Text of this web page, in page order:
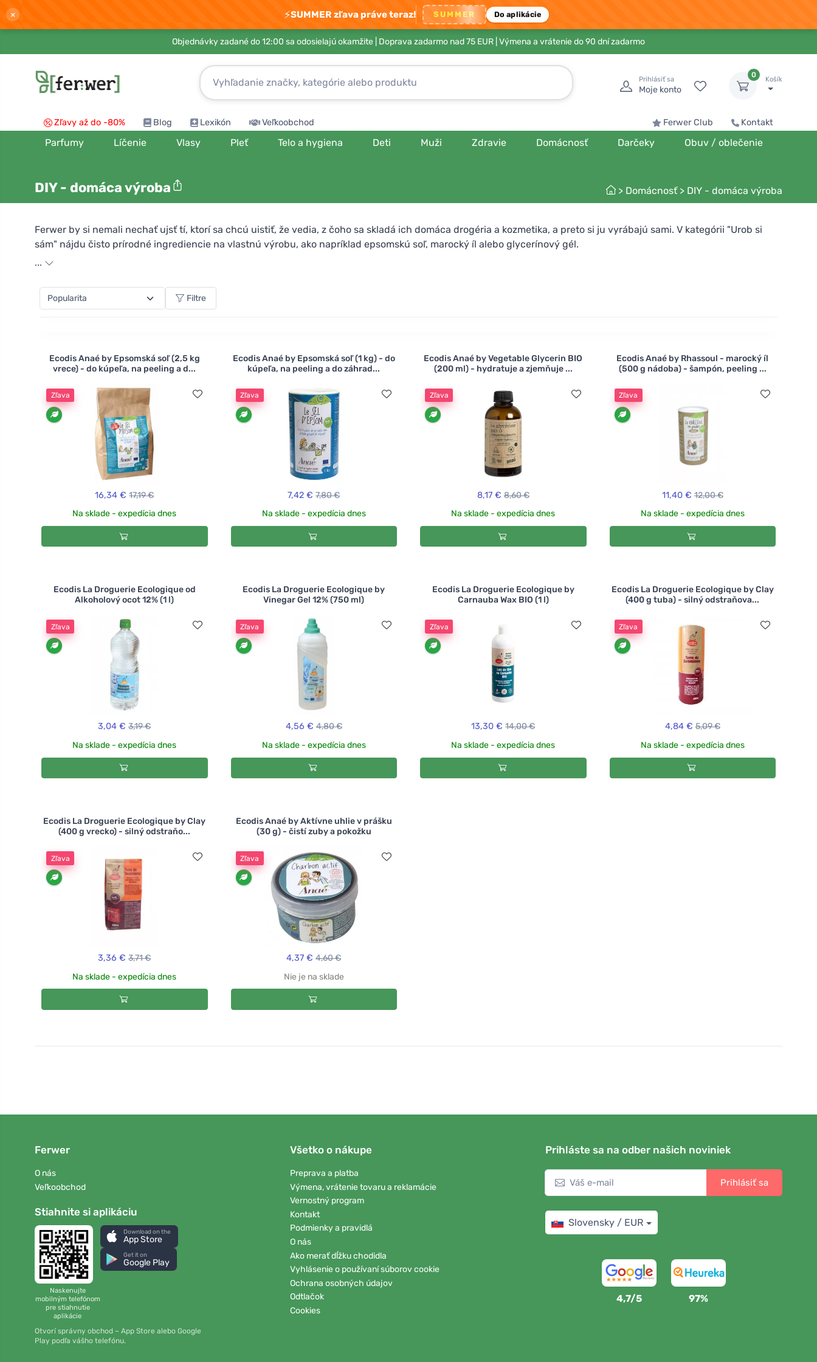
× ⚡SUMMER zľava práve teraz! SUMMER Do aplikácie
Objednávky zadané do 12:00 sa odosielajú okamžite | Doprava zadarmo nad 75 EUR | Výmena a vrátenie do 90 dní zadarmo
Prihlásiť sa
Moje konto
0
Košík
Zľavy až do -80% Blog Lexikón Veľkoobchod Ferwer Club Kontakt
Parfumy Líčenie Vlasy Pleť Telo a hygiena Deti Muži Zdravie Domácnosť Darčeky Obuv / oblečenie
> Domácnosť> DIY - domáca výroba
DIY - domáca výroba
Ferwer by si nemali nechať ujsť tí, ktorí sa chcú uistiť, že vedia, z čoho sa skladá ich domáca drogéria a kozmetika, a preto si ju vyrábajú sami. V kategórii "Urob si
sám" nájdu čisto prírodné ingrediencie na vlastnú výrobu, ako napríklad epsomskú soľ, marocký íl alebo glycerínový gél.
...
Filtre
Ecodis Anaé by Epsomská soľ (2,5 kg
vrece) - do kúpeľa, na peeling a d...
Zľava
16,34 € 17,19 €
Na sklade - expedícia dnes
Ecodis Anaé by Epsomská soľ (1 kg) - do
kúpeľa, na peeling a do záhrad...
Zľava
7,42 € 7,80 €
Na sklade - expedícia dnes
Ecodis Anaé by Vegetable Glycerin BIO
(200 ml) - hydratuje a zjemňuje ...
Zľava
8,17 € 8,60 €
Na sklade - expedícia dnes
Ecodis Anaé by Rhassoul - marocký íl
(500 g nádoba) - šampón, peeling ...
Zľava
11,40 € 12,00 €
Na sklade - expedícia dnes
Ecodis La Droguerie Ecologique od
Alkoholový ocot 12% (1 l)
Zľava
3,04 € 3,19 €
Na sklade - expedícia dnes
Ecodis La Droguerie Ecologique by
Vinegar Gel 12% (750 ml)
Zľava
4,56 € 4,80 €
Na sklade - expedícia dnes
Ecodis La Droguerie Ecologique by
Carnauba Wax BIO (1 l)
Zľava
13,30 € 14,00 €
Na sklade - expedícia dnes
Ecodis La Droguerie Ecologique by Clay
(400 g tuba) - silný odstraňova...
Zľava
4,84 € 5,09 €
Na sklade - expedícia dnes
Ecodis La Droguerie Ecologique by Clay
(400 g vrecko) - silný odstraňo...
Zľava
3,36 € 3,71 €
Na sklade - expedícia dnes
Ecodis Anaé by Aktívne uhlie v prášku
(30 g) - čistí zuby a pokožku
Zľava
4,37 € 4,60 €
Nie je na sklade
Ferwer
O nás
Veľkoobchod
Stiahnite si aplikáciu
Naskenujte
mobilným telefónom
pre stiahnutie
aplikácie
Download on the
App Store
Get it on
Google Play
Otvorí správny obchod – App Store alebo Google
Play podľa vášho telefónu.
Všetko o nákupe
Preprava a platba
Výmena, vrátenie tovaru a reklamácie
Vernostný program
Kontakt
Podmienky a pravidlá
O nás
Ako merať dĺžku chodidla
Vyhlásenie o používaní súborov cookie
Ochrana osobných údajov
Odtlačok
Cookies
Prihláste sa na odber našich noviniek
Prihlásiť sa
Slovensky / EUR
4,7/5 97%